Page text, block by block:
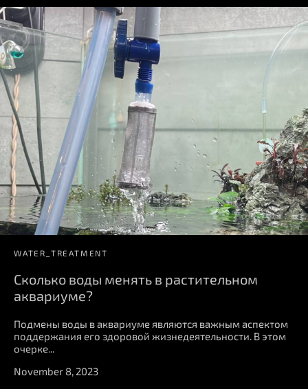
WATER_TREATMENT
Сколько воды менять в растительном
аквариуме?
Подмены воды в аквариуме являются важным аспектом
поддержания его здоровой жизнедеятельности. В этом
очерке...
November 8, 2023